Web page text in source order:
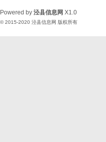
Powered by 泾县信息网 X1.0
© 2015-2020 泾县信息网 版权所有